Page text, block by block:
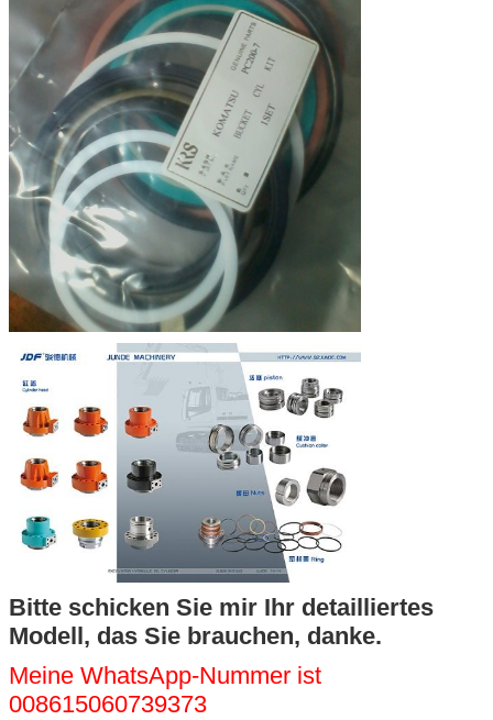
Bitte schicken Sie mir Ihr detailliertes
Modell, das Sie brauchen, danke.
Meine WhatsApp-Nummer ist
008615060739373